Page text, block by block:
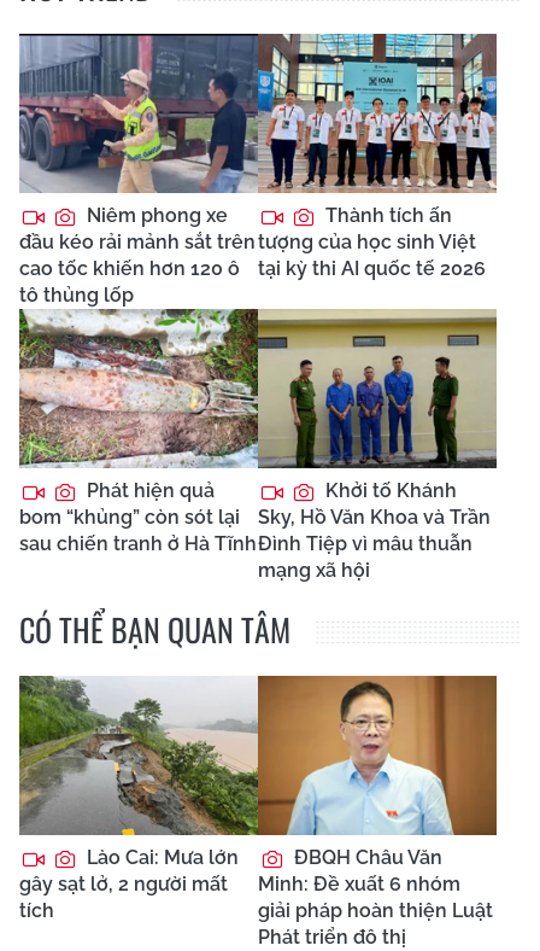
Niêm phong xe
đầu kéo rải mảnh sắt trên
cao tốc khiến hơn 120 ô
tô thủng lốp
Thành tích ấn
tượng của học sinh Việt
tại kỳ thi AI quốc tế 2026
Phát hiện quả
bom “khủng” còn sót lại
sau chiến tranh ở Hà Tĩnh
Khởi tố Khánh
Sky, Hồ Văn Khoa và Trần
Đình Tiệp vì mâu thuẫn
mạng xã hội
CÓ THỂ BẠN QUAN TÂM
Lào Cai: Mưa lớn
gây sạt lở, 2 người mất
tích
ĐBQH Châu Văn
Minh: Đề xuất 6 nhóm
giải pháp hoàn thiện Luật
Phát triển đô thị